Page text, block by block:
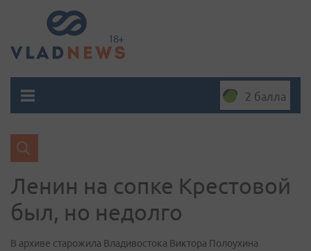
2 балла
Ленин на сопке Крестовой
был, но недолго
В архиве старожила Владивостока Виктора Полоухина